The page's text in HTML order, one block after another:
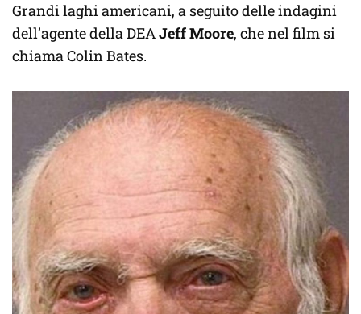
Grandi laghi americani, a seguito delle indagini
dell’agente della DEAJeff Moore, che nel film si
chiama Colin Bates.